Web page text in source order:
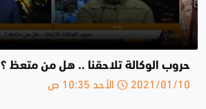
حروب الوكالة تلاحقنا .. هل من متعظ ؟
2021/01/10 الأحد 10:35 ص